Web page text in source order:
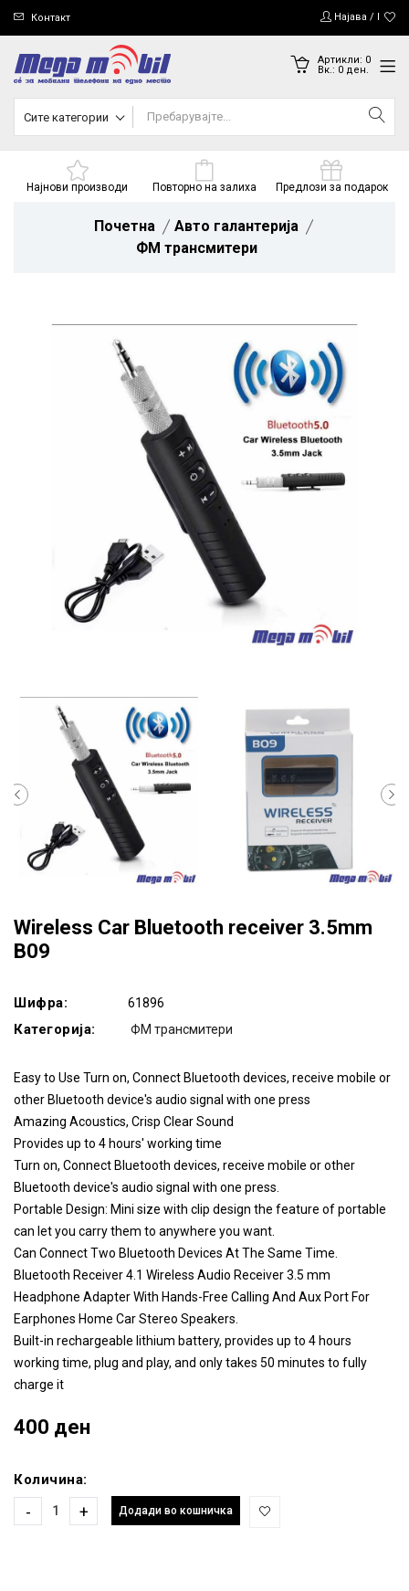
Контакт Најава /
Артикли: 0
Вк.: 0ден.
Сите категории
Најнови производи Повторно на залиха Предлози за подарок
Почетна
Авто галантерија
ФМ трансмитери
Wireless Car Bluetooth receiver 3.5mm
B09
Шифра: 61896
Категорија: ФМ трансмитери
Easy to Use Turn on, Connect Bluetooth devices, receive mobile or
other Bluetooth device's audio signal with one press
Amazing Acoustics, Crisp Clear Sound
Provides up to 4 hours' working time
Turn on, Connect Bluetooth devices, receive mobile or other
Bluetooth device's audio signal with one press.
Portable Design: Mini size with clip design the feature of portable
can let you carry them to anywhere you want.
Can Connect Two Bluetooth Devices At The Same Time.
Bluetooth Receiver 4.1 Wireless Audio Receiver 3.5 mm
Headphone Adapter With Hands-Free Calling And Aux Port For
Earphones Home Car Stereo Speakers.
Built-in rechargeable lithium battery, provides up to 4 hours
working time, plug and play, and only takes 50 minutes to fully
charge it
400 ден
Количина:
- + Додади во кошничка